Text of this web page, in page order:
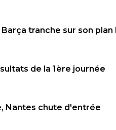
tranche sur son plan
de la 1ère journée
Nantes chute d'entrée